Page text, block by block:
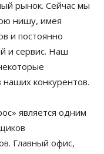
рынок. Сейчас мы
нишу, имея
и постоянно
и сервис. Наш
конкурентов.
является одним
Главный офис,